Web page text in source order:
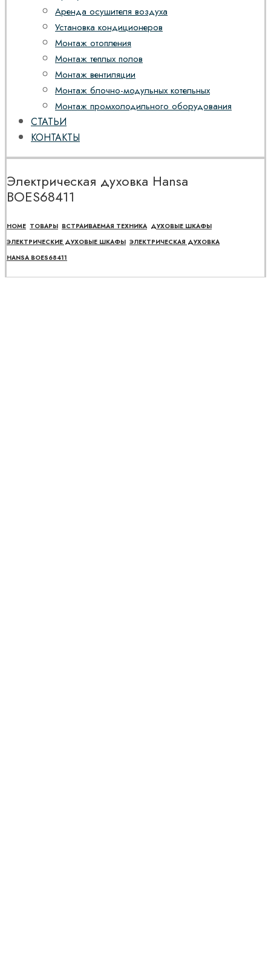
Аренда осушителя воздуха
Установка кондиционеров
Монтаж отопления
Монтаж теплых полов
Монтаж вентиляции
Монтаж блочно-модульных котельных
Монтаж промхолодильного оборудования
СТАТЬИ
КОНТАКТЫ
Электрическая духовка Hansa
BOES68411
HOME ТОВАРЫ ВСТРАИВАЕМАЯ ТЕХНИКА ДУХОВЫЕ ШКАФЫ
ЭЛЕКТРИЧЕСКИЕ ДУХОВЫЕ ШКАФЫ ЭЛЕКТРИЧЕСКАЯ ДУХОВКА
HANSA BOES68411